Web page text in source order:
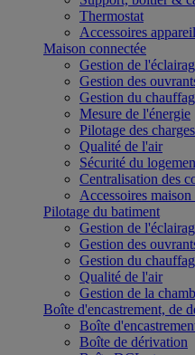
Thermostat
Accessoires
Maison connectée
Gestion de
Gestion des
Gestion du
Mesure de l'énergie
Pilotage des charges
Qualité de l'air
Sécurité du
Centralisation des
Accessoires maison
Pilotage du batiment
Gestion de
Gestion des
Gestion du
Qualité de l'air
Gestion de la
Boîte d'encastrement, de
Boîte
Boîte de dérivation